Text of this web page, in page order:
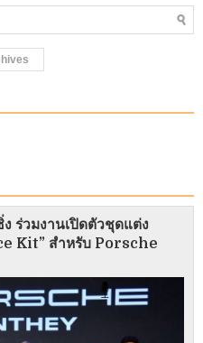
ร่วมงานเปิดตัวชุดแต่ง
Kit” สำหรับ Porsche